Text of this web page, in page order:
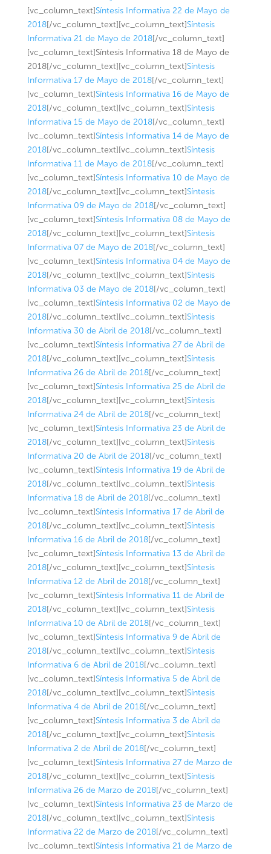
[vc_column_text]Síntesis Informativa 22 de Mayo de
2018[/vc_column_text][vc_column_text]Síntesis
Informativa 21 de Mayo de 2018[/vc_column_text]
[vc_column_text]Síntesis Informativa 18 de Mayo de
2018[/vc_column_text][vc_column_text]Síntesis
Informativa 17 de Mayo de 2018[/vc_column_text]
[vc_column_text]Síntesis Informativa 16 de Mayo de
2018[/vc_column_text][vc_column_text]Síntesis
Informativa 15 de Mayo de 2018[/vc_column_text]
[vc_column_text]Síntesis Informativa 14 de Mayo de
2018[/vc_column_text][vc_column_text]Síntesis
Informativa 11 de Mayo de 2018[/vc_column_text]
[vc_column_text]Síntesis Informativa 10 de Mayo de
2018[/vc_column_text][vc_column_text]Síntesis
Informativa 09 de Mayo de 2018[/vc_column_text]
[vc_column_text]Síntesis Informativa 08 de Mayo de
2018[/vc_column_text][vc_column_text]Síntesis
Informativa 07 de Mayo de 2018[/vc_column_text]
[vc_column_text]Síntesis Informativa 04 de Mayo de
2018[/vc_column_text][vc_column_text]Síntesis
Informativa 03 de Mayo de 2018[/vc_column_text]
[vc_column_text]Síntesis Informativa 02 de Mayo de
2018[/vc_column_text][vc_column_text]Síntesis
Informativa 30 de Abril de 2018[/vc_column_text]
[vc_column_text]Síntesis Informativa 27 de Abril de
2018[/vc_column_text][vc_column_text]Síntesis
Informativa 26 de Abril de 2018[/vc_column_text]
[vc_column_text]Síntesis Informativa 25 de Abril de
2018[/vc_column_text][vc_column_text]Síntesis
Informativa 24 de Abril de 2018[/vc_column_text]
[vc_column_text]Síntesis Informativa 23 de Abril de
2018[/vc_column_text][vc_column_text]Síntesis
Informativa 20 de Abril de 2018[/vc_column_text]
[vc_column_text]Síntesis Informativa 19 de Abril de
2018[/vc_column_text][vc_column_text]Síntesis
Informativa 18 de Abril de 2018[/vc_column_text]
[vc_column_text]Síntesis Informativa 17 de Abril de
2018[/vc_column_text][vc_column_text]Síntesis
Informativa 16 de Abril de 2018[/vc_column_text]
[vc_column_text]Síntesis Informativa 13 de Abril de
2018[/vc_column_text][vc_column_text]Síntesis
Informativa 12 de Abril de 2018[/vc_column_text]
[vc_column_text]Síntesis Informativa 11 de Abril de
2018[/vc_column_text][vc_column_text]Síntesis
Informativa 10 de Abril de 2018[/vc_column_text]
[vc_column_text]Síntesis Informativa 9 de Abril de
2018[/vc_column_text][vc_column_text]Síntesis
Informativa 6 de Abril de 2018[/vc_column_text]
[vc_column_text]Síntesis Informativa 5 de Abril de
2018[/vc_column_text][vc_column_text]Síntesis
Informativa 4 de Abril de 2018[/vc_column_text]
[vc_column_text]Síntesis Informativa 3 de Abril de
2018[/vc_column_text][vc_column_text]Síntesis
Informativa 2 de Abril de 2018[/vc_column_text]
[vc_column_text]Síntesis Informativa 27 de Marzo de
2018[/vc_column_text][vc_column_text]Síntesis
Informativa 26 de Marzo de 2018[/vc_column_text]
[vc_column_text]Síntesis Informativa 23 de Marzo de
2018[/vc_column_text][vc_column_text]Síntesis
Informativa 22 de Marzo de 2018[/vc_column_text]
[vc_column_text]Síntesis Informativa 21 de Marzo de